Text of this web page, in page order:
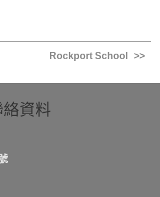
Rockport School
絡資料